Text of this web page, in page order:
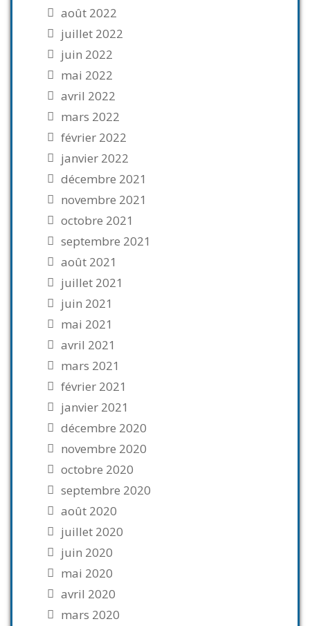
août 2022
juillet 2022
juin 2022
mai 2022
avril 2022
mars 2022
février 2022
janvier 2022
décembre 2021
novembre 2021
octobre 2021
septembre 2021
août 2021
juillet 2021
juin 2021
mai 2021
avril 2021
mars 2021
février 2021
janvier 2021
décembre 2020
novembre 2020
octobre 2020
septembre 2020
août 2020
juillet 2020
juin 2020
mai 2020
avril 2020
mars 2020